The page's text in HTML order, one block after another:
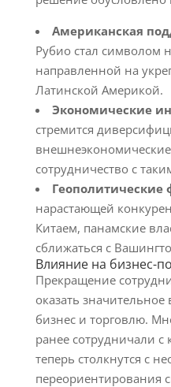
Американская
Рубио стал символом
направленной на
Латинской Америкой.
Экономические
стремится
внешнеэкономические
сотрудничество с
Геополитические
нарастающей
Китаем, панамские
сближаться с
Влияние на бизнес-
Прекращение
оказать
бизнес и торговлю.
ранее сотрудничали
теперь столкнутся с
переориентирования